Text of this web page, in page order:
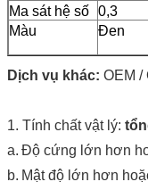
Ma sát hệ số 0,3
Màu
Đen
Dịch vụ khác: OEM /
1. Tính chất vật lý:
a. Độ cứng lớn hơn
b. Mật độ lớn hơn